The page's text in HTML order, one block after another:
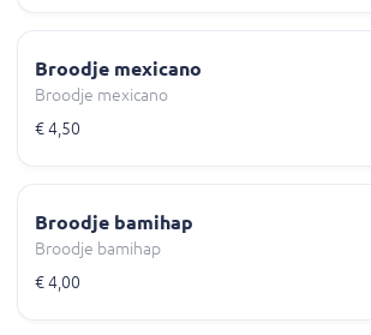
Broodje mexicano
Broodje mexicano
€ 4,50
Broodje bamihap
Broodje bamihap
€ 4,00